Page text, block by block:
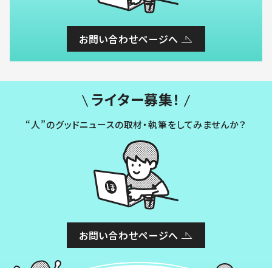
お問い合わせページへ
ライター募集！
“人”のグッドニュースの取材・執筆をしてみませんか？
お問い合わせページへ